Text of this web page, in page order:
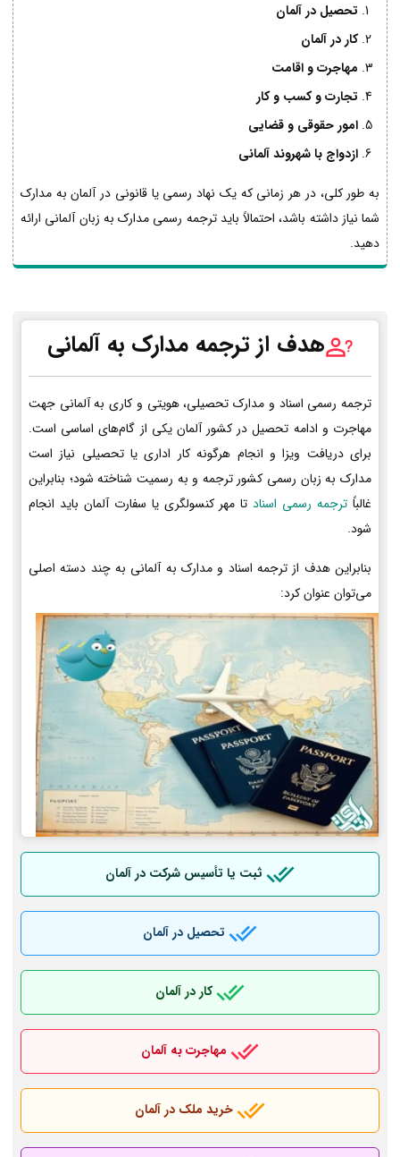
تحصیل در آلمان
کار در آلمان
مهاجرت و اقامت
تجارت و کسب و کار
امور حقوقی و قضایی
ازدواج با شهروند آلمانی
به طور کلی، در هر زمانی که یک نهاد رسمی یا قانونی در آلمان به مدارک
شما نیاز داشته باشد، احتمالاً باید ترجمه رسمی مدارک به زبان آلمانی ارائه
دهید.
هدف از ترجمه مدارک به آلمانی
ترجمه رسمی اسناد و مدارک تحصیلی، هویتی و کاری به آلمانی جهت
مهاجرت و ادامه تحصیل در کشور آلمان یکی از گام‌های اساسی است.
برای دریافت ویزا و انجام هرگونه کار اداری یا تحصیلی نیاز است
مدارک به زبان رسمی کشور ترجمه و به رسمیت شناخته شود؛ بنابراین
غالباً ترجمه رسمی اسنادتا مهر کنسولگری یا سفارت آلمان باید انجام
شود.
بنابراین هدف از ترجمه اسناد و مدارک به آلمانی به چند دسته اصلی
می‌توان عنوان کرد:
ثبت یا تأسیس شرکت در آلمان
تحصیل در آلمان
کار در آلمان
مهاجرت به آلمان
خرید ملک در آلمان